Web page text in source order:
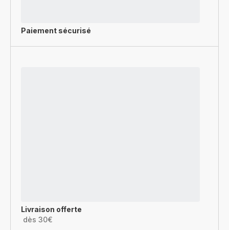
Paiement sécurisé
Livraison offerte
dès 30€